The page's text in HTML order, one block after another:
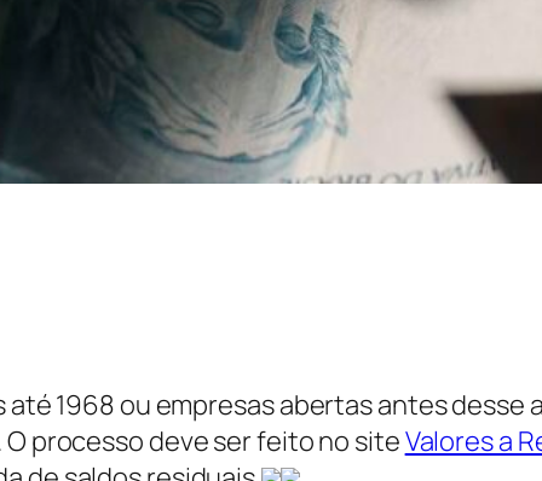
1968 ou empresas abertas antes
processo deve ser feito no siteValores a